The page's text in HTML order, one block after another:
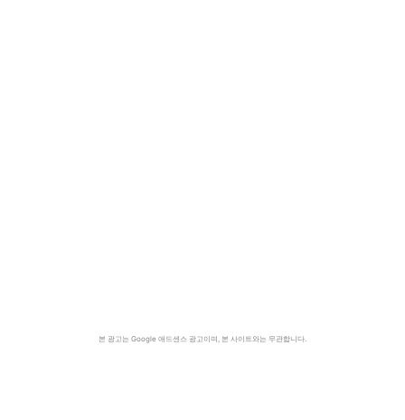
본 광고는 Google 애드센스 광고이며, 본 사이트와는 무관합니다.